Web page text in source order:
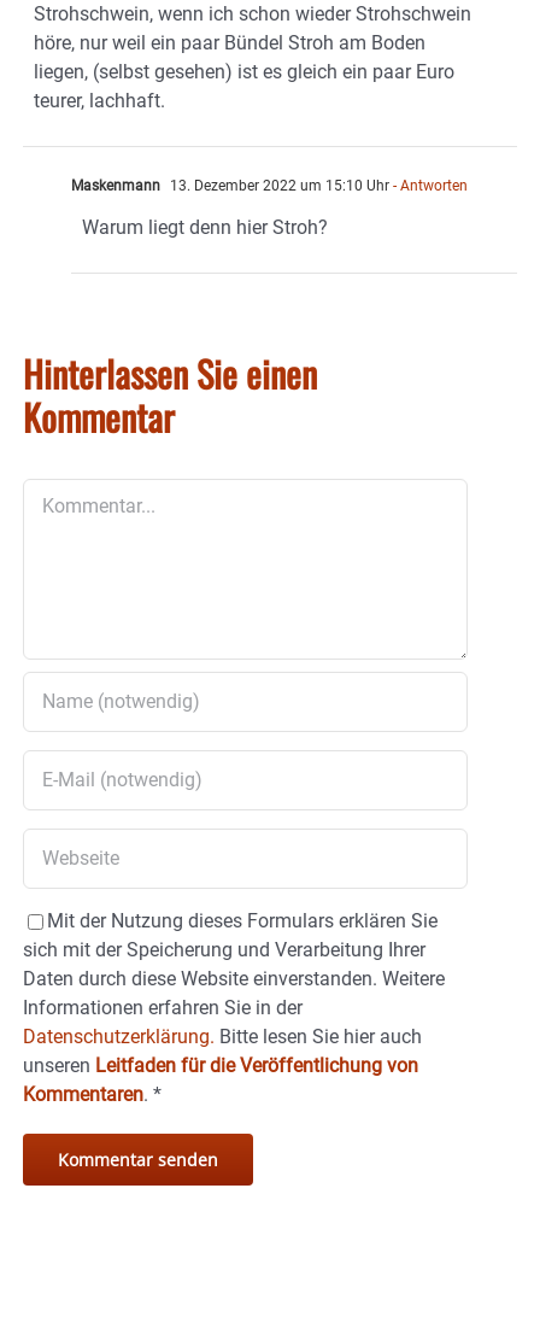
Strohschwein, wenn ich schon wieder Strohschwein
höre, nur weil ein paar Bündel Stroh am Boden
liegen, (selbst gesehen) ist es gleich ein paar Euro
teurer, lachhaft.
Maskenmann 13. Dezember 2022 um 15:10 Uhr - Antworten
Warum liegt denn hier Stroh?
Hinterlassen Sie einen
Kommentar
Mit der Nutzung dieses Formulars erklären Sie
sich mit der Speicherung und Verarbeitung Ihrer
Daten durch diese Website einverstanden. Weitere
Informationen erfahren Sie in der
Datenschutzerklärung. Bitte lesen Sie hier auch
unseren Leitfaden für die Veröffentlichung von
Kommentaren. *